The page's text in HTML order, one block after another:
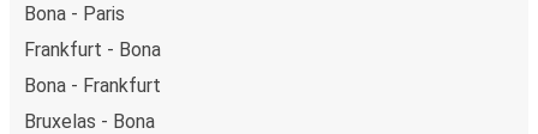
Bona - Paris
Frankfurt - Bona
Bona - Frankfurt
Bruxelas - Bona